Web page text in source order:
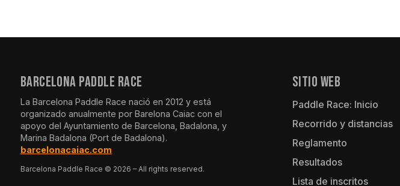
BARCELONA PADDLE RACE
La Barcelona Paddle Race nació en 2012 y está
organizado anualmente por Barelona Caiac con el
apoyo del Ayuntamiento de Barcelona, Badalona, y
Marina Badalona (Port de Badalona).
barcelonacaiac.com
Barcelona Paddle Race © 2026 – All rights reserved.
Sitio Web
Paddle Race: Inicio
Recorrido y distancias
Reglamento
Resultados
Lista de inscritos